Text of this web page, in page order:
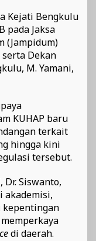
Kejati Bengkulu
pada Jaksa
(Jampidum)
serta Dekan
M. Yamani,
KUHAP baru
terkait
hingga kini
tersebut.
Siswanto,
akademisi,
kepentingan
di daerah.